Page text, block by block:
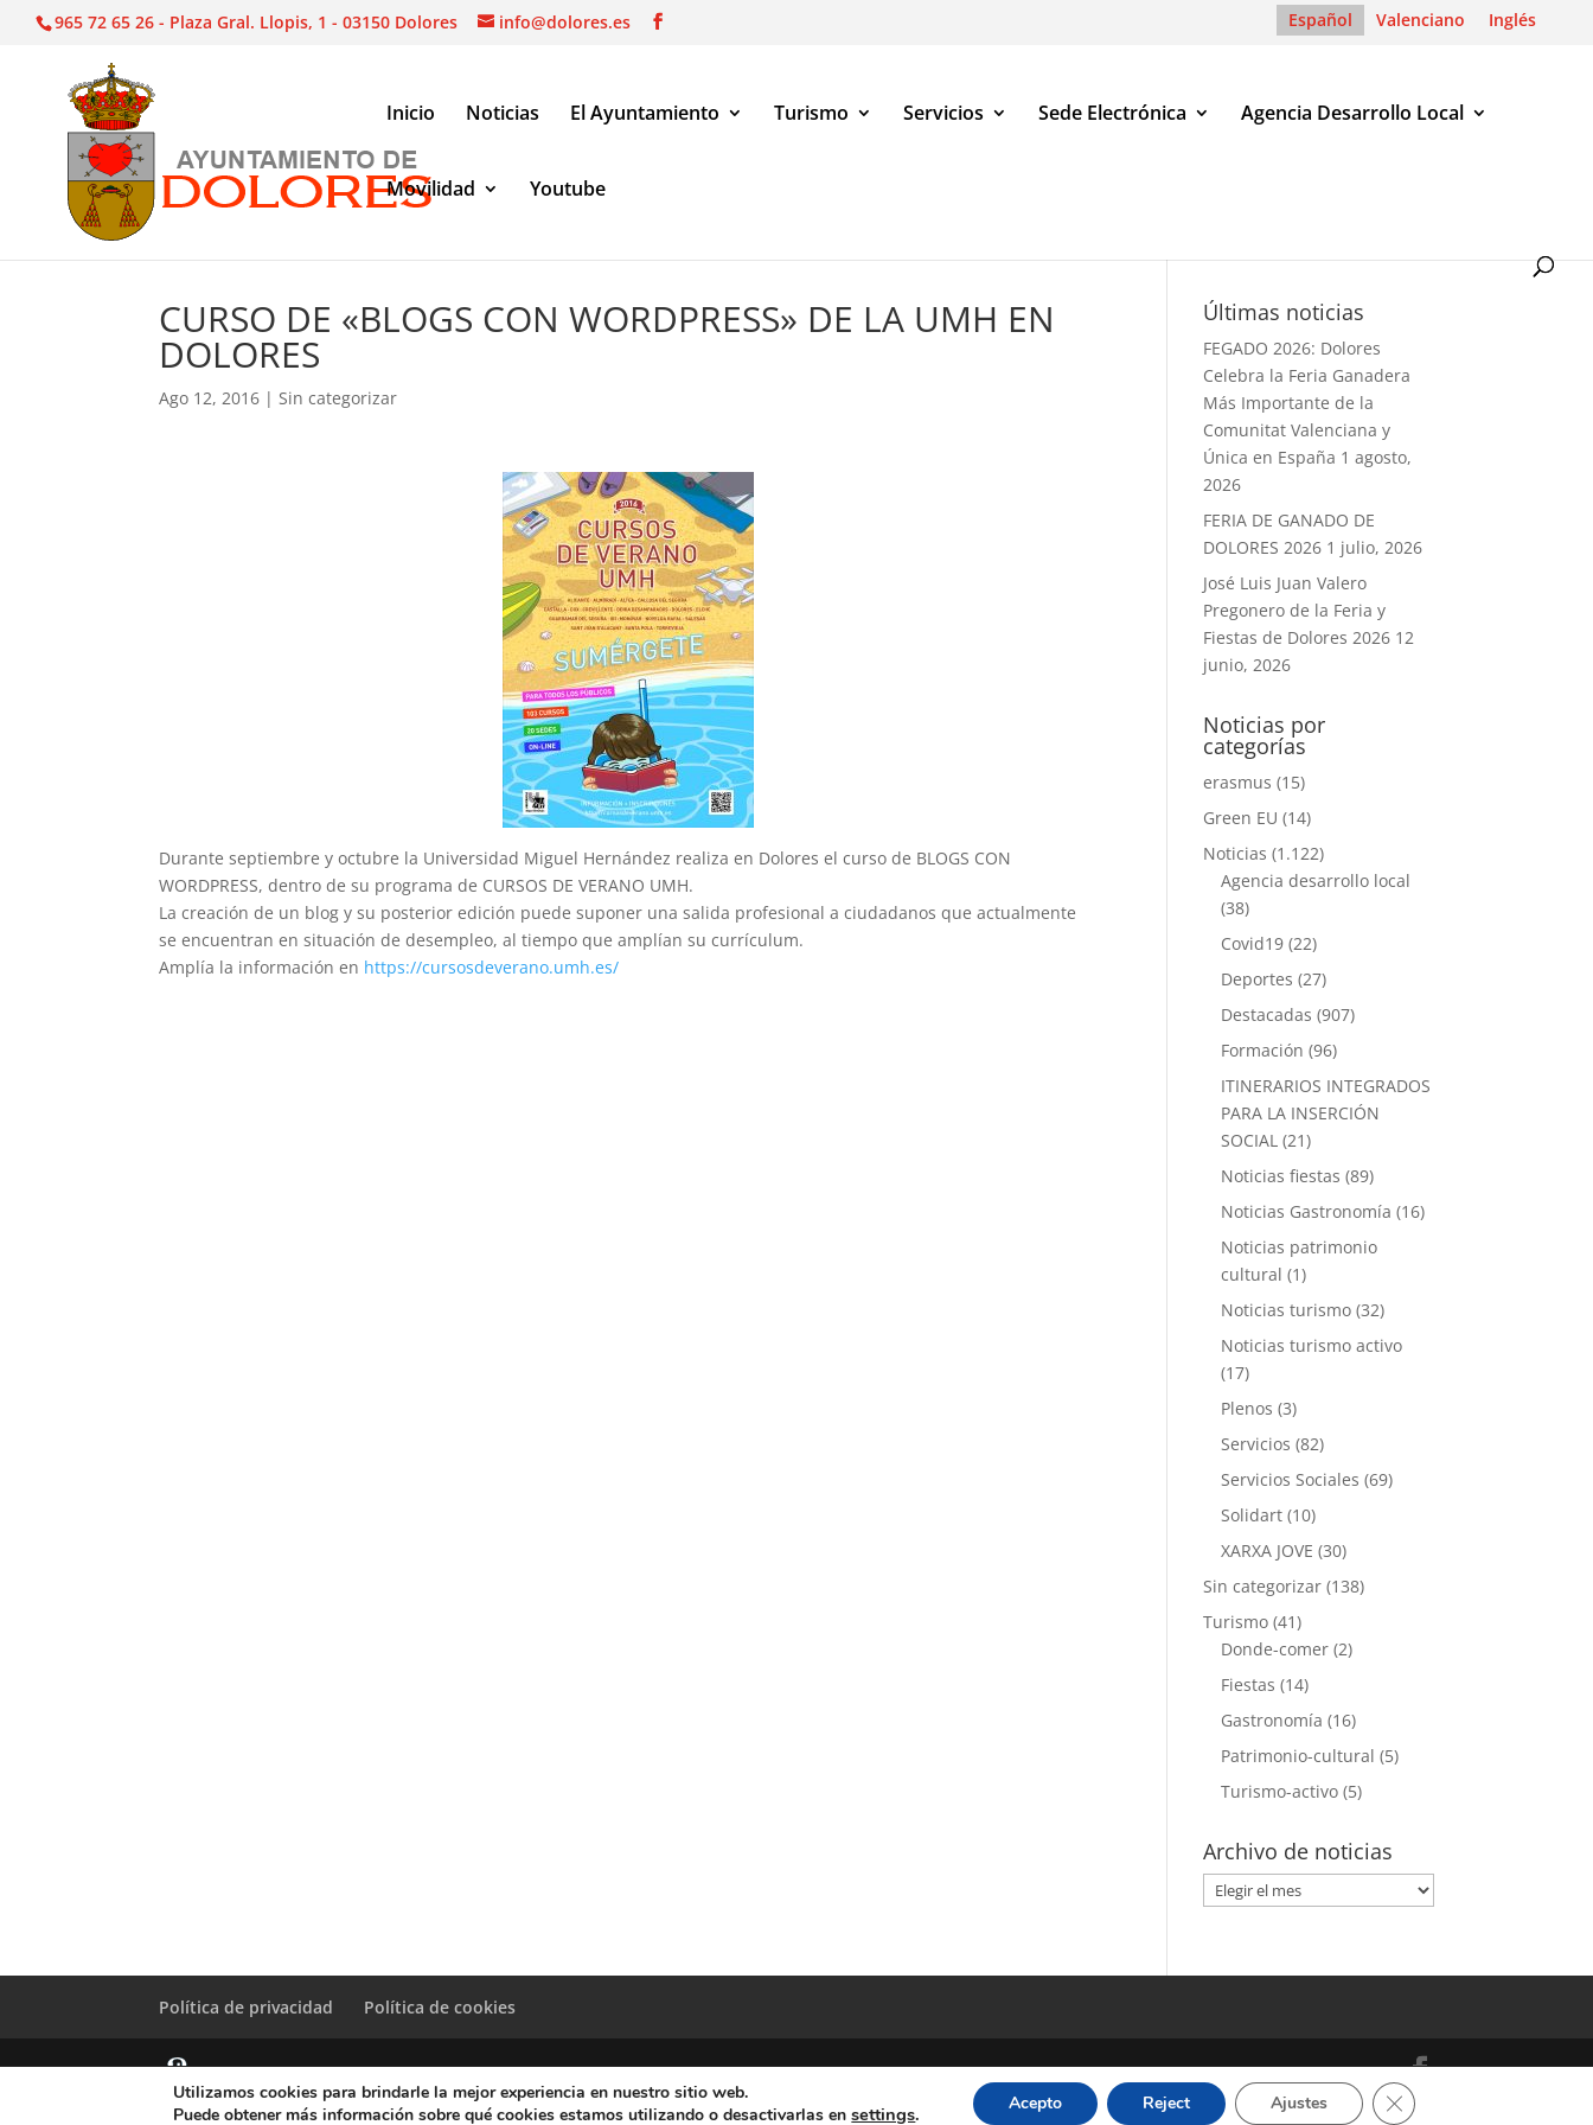
965 72 65 26 - Plaza Gral. Llopis, 1 - 03150 Dolores info@dolores.es Español Valenciano Inglés
Inicio Noticias El Ayuntamiento Turismo Servicios Sede Electrónica Agencia Desarrollo Local
Movilidad Youtube
CURSO DE «BLOGS CON WORDPRESS» DE LA UMH EN
DOLORES
Ago 12, 2016 |Sin categorizar
Durante septiembre y octubre la Universidad Miguel Hernández realiza en Dolores el curso de BLOGS CON
WORDPRESS, dentro de su programa de CURSOS DE VERANO UMH.
La creación de un blog y su posterior edición puede suponer una salida profesional a ciudadanos que actualmente
se encuentran en situación de desempleo, al tiempo que amplían su currículum.
Amplía la información en https://cursosdeverano.umh.es/
Últimas noticias
FEGADO 2026: Dolores
Celebra la Feria Ganadera
Más Importante de la
Comunitat Valenciana y
Única en España 1 agosto,
2026
FERIA DE GANADO DE
DOLORES 2026 1 julio, 2026
José Luis Juan Valero
Pregonero de la Feria y
Fiestas de Dolores 2026 12
junio, 2026
Noticias por
categorías
erasmus (15)
Green EU (14)
Noticias (1.122)
Agencia desarrollo local
(38)
Covid19 (22)
Deportes (27)
Destacadas (907)
Formación (96)
ITINERARIOS INTEGRADOS
PARA LA INSERCIÓN
SOCIAL (21)
Noticias fiestas (89)
Noticias Gastronomía (16)
Noticias patrimonio
cultural (1)
Noticias turismo (32)
Noticias turismo activo
(17)
Plenos (3)
Servicios (82)
Servicios Sociales (69)
Solidart (10)
XARXA JOVE (30)
Sin categorizar (138)
Turismo (41)
Donde-comer (2)
Fiestas (14)
Gastronomía (16)
Patrimonio-cultural (5)
Turismo-activo (5)
Archivo de noticias
Archivo
de
Política de privacidad Política de cookies
© Copyright Servicio de Informática y Telecomunicaciones. Diputacion Provincial Alicante
Utilizamos cookies para brindarle la mejor experiencia en nuestro sitio web.
Puede obtener más información sobre qué cookies estamos utilizando o desactivarlas ensettings. Acepto Reject Ajustes Cerrar el banner de